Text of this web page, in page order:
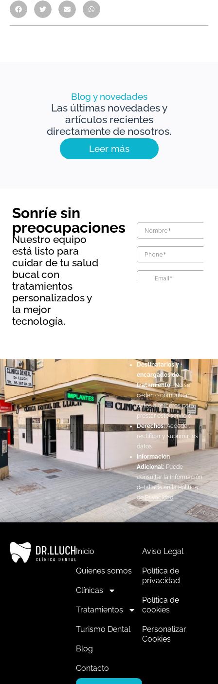
Blog y novedades
Las últimas novedades y
artículos recientes
directamente de nosotros.
Leer más
Destinatarios y
encargados de
tratamiento:No se
ceden o comunican
datos a terceros para
prestar este servicio.
Derechos:Acceder,
rectificar y suprimir los
datos.
Información
Adicional: Puede
consultar la información
detallada en laPolítica
de Privacidad.
Sonríe sin
preocupaciones
Nuestro equipo
está listo para
cuidar de tu salud
bucal con
tratamientos
personalizados y
la mejor
tecnología.
Inicio
Quienes somos
Clínicas
Tratamientos
Turismo Dental
Blog
Contacto
Aviso Legal
Política de
privacidad
Política de
cookies
Personalizar
Cookies